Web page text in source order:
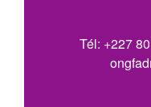
Tél: +227